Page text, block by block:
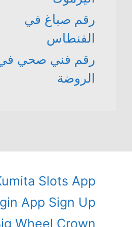
رقم صباغ في
الفنطاس
رقم فني صحي
الروضة
Slots App
App Sign Up
Wheel Crown